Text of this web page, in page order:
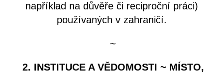
například na důvěře či reciproční práci)
používaných v zahraničí.
~
2. INSTITUCE A VĚDOMOSTI ~ MÍSTO,